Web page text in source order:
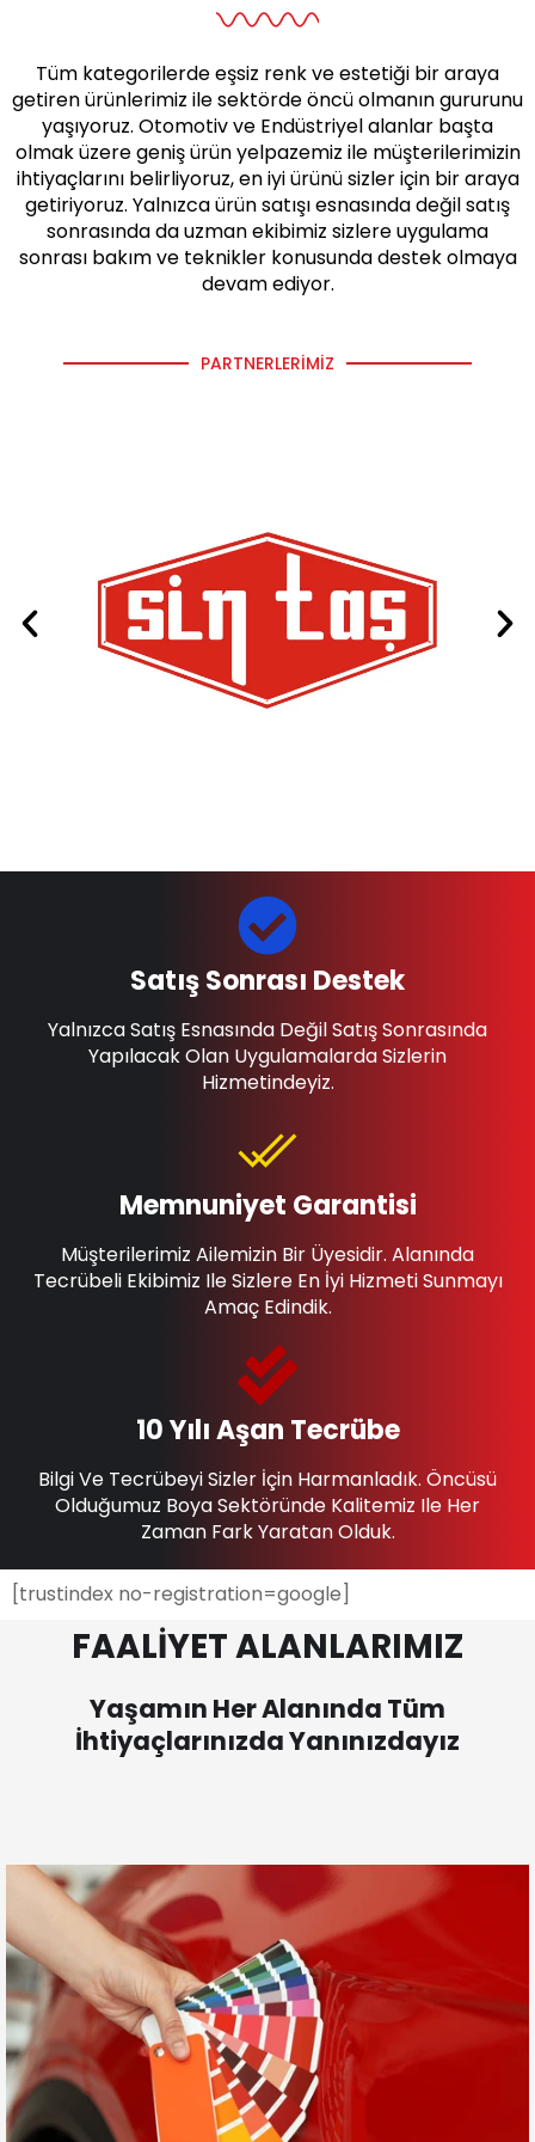
Tüm kategorilerde eşsiz renk ve estetiği bir araya
getiren ürünlerimiz ile sektörde öncü olmanın gururunu
yaşıyoruz. Otomotiv ve Endüstriyel alanlar başta
olmak üzere geniş ürün yelpazemiz ile müşterilerimizin
ihtiyaçlarını belirliyoruz, en iyi ürünü sizler için bir araya
getiriyoruz. Yalnızca ürün satışı esnasında değil satış
sonrasında da uzman ekibimiz sizlere uygulama
sonrası bakım ve teknikler konusunda destek olmaya
devam ediyor.
PARTNERLERIMIZ
10 Yılı Aşan Tecrübe
Bilgi Ve Tecrübeyi Sizler İçin Harmanladık. Öncüsü
Olduğumuz Boya Sektöründe Kalitemiz Ile Her
Zaman Fark Yaratan Olduk.
Memnuniyet Garantisi
Müşterilerimiz Ailemizin Bir Üyesidir. Alanında
Tecrübeli Ekibimiz Ile Sizlere En İyi Hizmeti Sunmayı
Amaç Edindik.
Satış Sonrası Destek
Yalnızca Satış Esnasında Değil Satış Sonrasında
Yapılacak Olan Uygulamalarda Sizlerin
Hizmetindeyiz.
[trustindex no-registration=google]
FAALİYET ALANLARIMIZ
Yaşamın Her Alanında Tüm
İhtiyaçlarınızda Yanınızdayız